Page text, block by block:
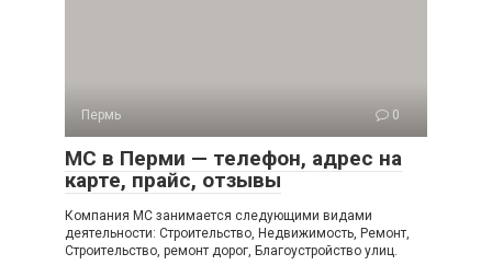
Пермь 0
МС в Перми — телефон, адрес на
карте, прайс, отзывы
Компания МС занимается следующими видами
деятельности: Строительство, Недвижимость, Ремонт,
Строительство, ремонт дорог, Благоустройство улиц.